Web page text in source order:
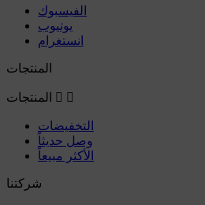
الفيسبوك
يوتيوب
انستغرام
المنتجات
المنتجات  
التخفيضات
وصل حديثاً
الأكثر مبيعاً
شركتنا